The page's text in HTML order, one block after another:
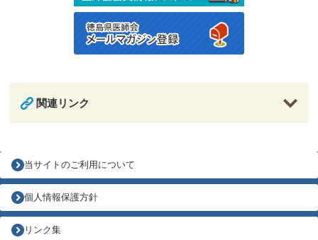
関連リンク
当サイトのご利用について
個人情報保護方針
リンク集